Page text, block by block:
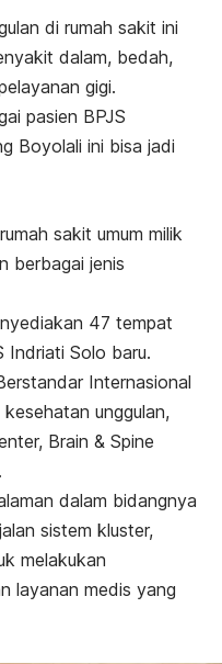
di rumah sakit ini
dalam, bedah,
gigi.
pasien BPJS
Boyolali ini bisa jadi
sakit umum milik
berbagai jenis
47 tempat
Indriati Solo baru.
Internasional
unggulan,
Brain & Spine
.
dalam bidangnya
sistem kluster,
melakukan
layanan medis yang